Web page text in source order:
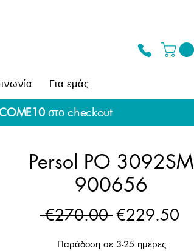
Για εμάς
στοcheckout
Persol PO 3092SM
900656
€270.00 Regular
€229.50
Παράδοση σε 3-25 ημέρες